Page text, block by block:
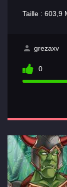
Taille : 603,9
grezaxv
0